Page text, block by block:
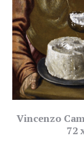
Vincenzo
72